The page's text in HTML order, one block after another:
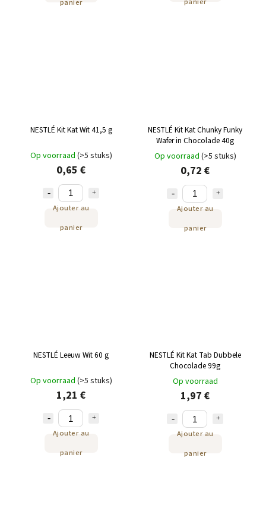
panier
NESTLÉ Kit Kat Wit 41,5 g
Op voorraad (>5 stuks)
0,65 €
Ajouter au
panier
NESTLÉ Kit Kat Chunky Funky
Wafer in Chocolade 40g
Op voorraad (>5 stuks)
0,72 €
Ajouter au
panier
NESTLÉ Leeuw Wit 60 g
Op voorraad (>5 stuks)
1,21 €
Ajouter au
panier
NESTLÉ Kit Kat Tab Dubbele
Chocolade 99g
Op voorraad
1,97 €
Ajouter au
panier